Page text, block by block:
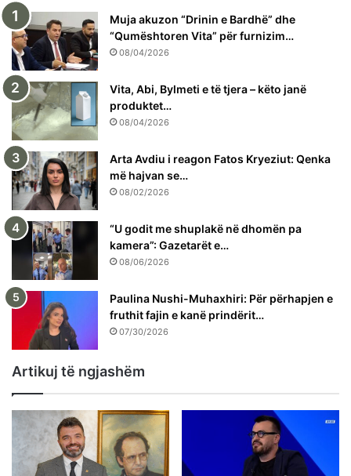
Muja akuzon “Drinin e Bardhë” dhe
“Qumështoren Vita” për furnizim…
08/04/2026
Vita, Abi, Bylmeti e të tjera – këto janë
produktet…
08/04/2026
Arta Avdiu i reagon Fatos Kryeziut: Qenka
më hajvan se…
08/02/2026
“U godit me shuplakë në dhomën pa
kamera”: Gazetarët e…
08/06/2026
Paulina Nushi-Muhaxhiri: Për përhapjen e
fruthit fajin e kanë prindërit…
07/30/2026
Artikuj të ngjashëm